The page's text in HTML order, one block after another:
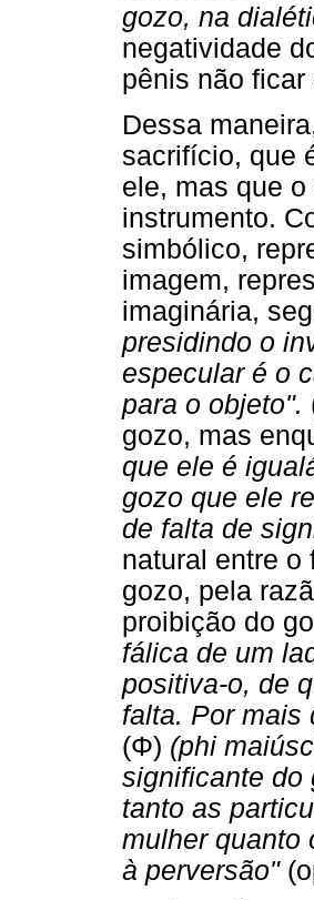
gozo, na
negatividade
pênis não
Dessa
sacrifício, que
ele, mas que
instrumento.
simbólico,
imagem,
imaginária,
presidindo o
especular é o
para o objeto".
gozo, mas
que ele é
gozo que ele
de falta de
natural entre o
gozo, pela
proibição do
fálica de um
positiva-o, de
falta. Por mais
(Φ) (phi
significante do
tanto as
mulher quanto
à perversão"